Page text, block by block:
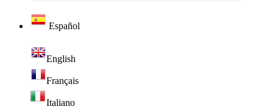
Español
English
Français
Italiano